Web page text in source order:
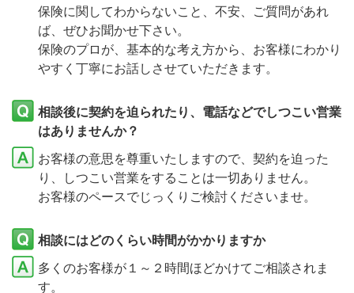
保険に関してわからないこと、不安、ご質問があれ
ば、ぜひお聞かせ下さい。
保険のプロが、基本的な考え方から、お客様にわかり
やすく丁寧にお話しさせていただきます。
相談後に契約を迫られたり、電話などでしつこい営業
はありませんか？
お客様の意思を尊重いたしますので、契約を迫った
り、しつこい営業をすることは一切ありません。
お客様のペースでじっくりご検討くださいませ。
相談にはどのくらい時間がかかりますか
多くのお客様が１～２時間ほどかけてご相談されま
す。